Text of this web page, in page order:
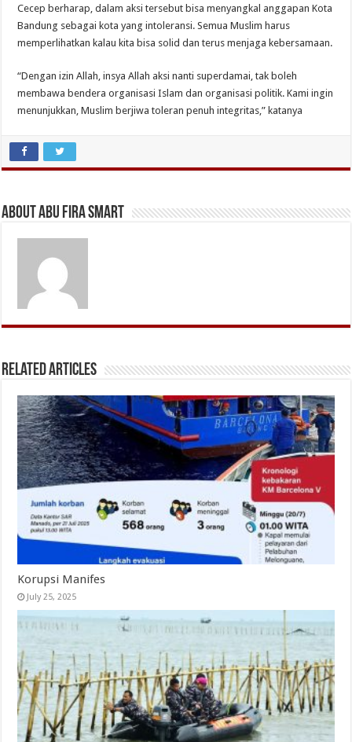
Cecep berharap, dalam aksi tersebut bisa menyangkal anggapan Kota
Bandung sebagai kota yang intoleransi. Semua Muslim harus
memperlihatkan kalau kita bisa solid dan terus menjaga kebersamaan.
“Dengan izin Allah, insya Allah aksi nanti superdamai, tak boleh
membawa bendera organisasi Islam dan organisasi politik. Kami ingin
menunjukkan, Muslim berjiwa toleran penuh integritas,” katanya
About Abu Fira Smart
Related Articles
Korupsi Manifes
July 25, 2025